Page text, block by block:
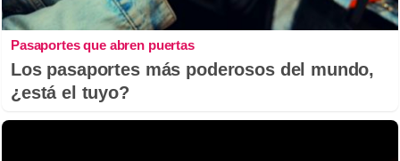
Pasaportes que abren puertas
Los pasaportes más poderosos del mundo,
¿está el tuyo?